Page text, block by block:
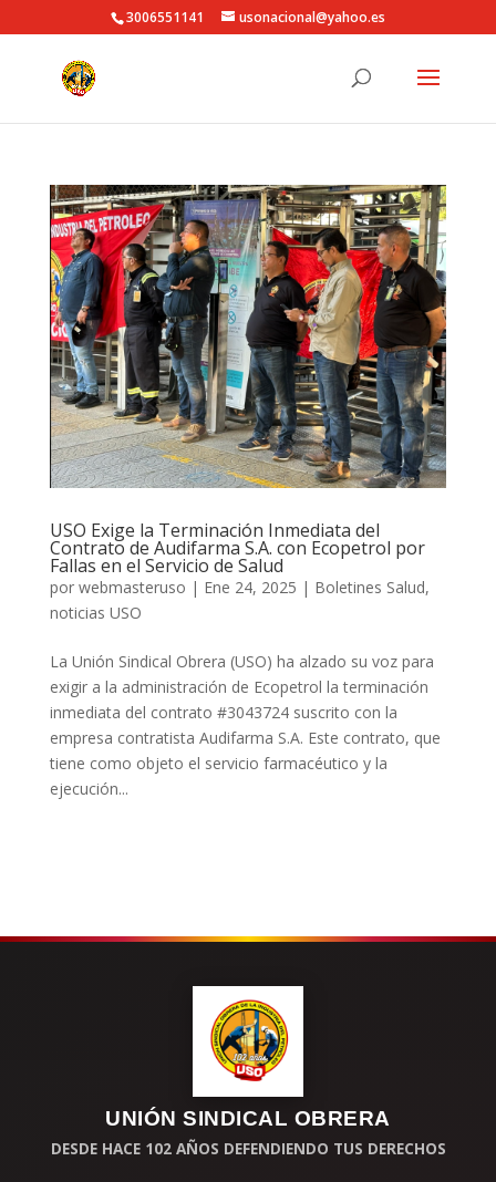
3006551141 usonacional@yahoo.es
USO Exige la Terminación Inmediata del
Contrato de Audifarma S.A. con Ecopetrol por
Fallas en el Servicio de Salud
por webmasteruso | Ene 24, 2025 | Boletines Salud,
noticias USO
La Unión Sindical Obrera (USO) ha alzado su voz para
exigir a la administración de Ecopetrol la terminación
inmediata del contrato #3043724 suscrito con la
empresa contratista Audifarma S.A. Este contrato, que
tiene como objeto el servicio farmacéutico y la
ejecución...
UNIÓN SINDICAL OBRERA
DESDE HACE 102 AÑOS DEFENDIENDO TUS DERECHOS